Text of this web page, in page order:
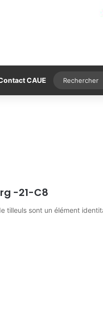
CAUE
-21-C8
tilleuls sont un élément